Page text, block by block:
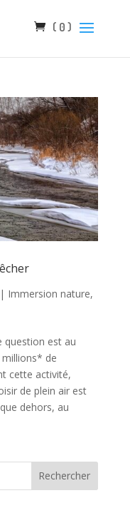
( 0 )
| Immersion nature,
question est au
de
cette activité,
de plein air est
dehors, au